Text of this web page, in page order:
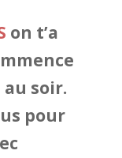
on t’a
soir.
pour